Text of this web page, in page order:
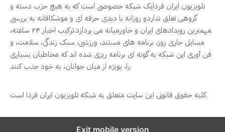
تلویزیون ایران فردایک شبکه خصوصی است که به هیچ حزب دسته و
گروهی تعلق نداردو روزانه با دیدی حرفه ای و موشکافانه به بررسی
مهمترین رویدادهای ایران و خاورمیانه می پردازد.ترکیب اخبار ۲۴ ساعته،
مسایل جاری روز، برنامه های مستند، ورزشی، سبک زندگی، سلامت، و
فن آوری این شبکه به گونه ای برنامه ریزی شده اند که مخاطبان بسیاری
را، بویژه از میان جوانان، به خود جذب کنند.
کلیه حقوق قانونی این سایت متعلق به شبکه تلویزیون ایران فردا است.
Exit mobile version